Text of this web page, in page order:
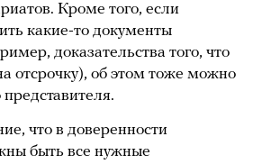
Кроме того, если
какие-то документы
доказательства того, что
отсрочку), об этом тоже можно
что в доверенности
быть все нужные